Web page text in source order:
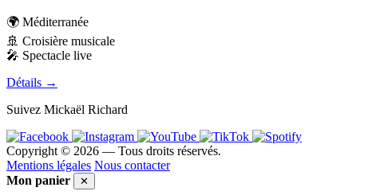
🌍 Méditerranée
🚢 Croisière musicale
🎤 Spectacle live
Détails →
Suivez Mickaël Richard
Copyright © 2026 — Tous droits réservés.
Mentions légales Nous contacter
Mon panier
✕